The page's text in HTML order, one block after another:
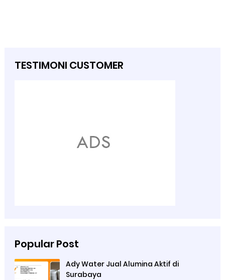
TESTIMONI CUSTOMER
Popular Post
Ady Water Jual Alumina Aktif di
Surabaya